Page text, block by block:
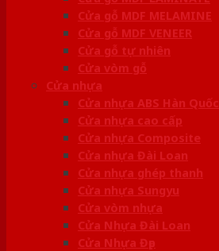
Cửa gỗ MDF MELAMINE
Cửa gỗ MDF VENEER
Cửa gỗ tự nhiên
Cửa vòm gỗ
Cửa nhựa
Cửa nhựa ABS Hàn Quốc
Cửa nhựa cao cấp
Cửa nhựa Composite
Cửa nhựa Đài Loan
Cửa nhựa ghép thanh
Cửa nhựa Sungyu
Cửa vòm nhựa
Cửa Nhựa Đài Loan
Cửa Nhựa Đẹp